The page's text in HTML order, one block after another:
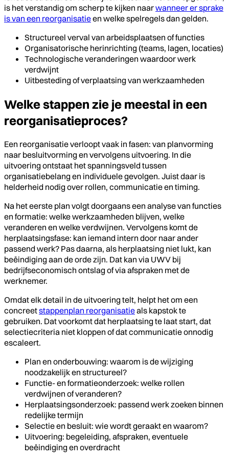
is het verstandig om scherp te kijken naarwanneer er sprake
is van een reorganisatieen welke spelregels dan gelden.
Structureel verval van arbeidsplaatsen of functies
Organisatorische herinrichting (teams, lagen, locaties)
Technologische veranderingen waardoor werk
verdwijnt
Uitbesteding of verplaatsing van werkzaamheden
Welke stappen zie je meestal in een
reorganisatieproces?
Een reorganisatie verloopt vaak in fasen: van planvorming
naar besluitvorming en vervolgens uitvoering. In die
uitvoering ontstaat het spanningsveld tussen
organisatiebelang en individuele gevolgen. Juist daar is
helderheid nodig over rollen, communicatie en timing.
Na het eerste plan volgt doorgaans een analyse van functies
en formatie: welke werkzaamheden blijven, welke
veranderen en welke verdwijnen. Vervolgens komt de
herplaatsingsfase: kan iemand intern door naar ander
passend werk? Pas daarna, als herplaatsing niet lukt, kan
beëindiging aan de orde zijn. Dat kan via UWV bij
bedrijfseconomisch ontslag of via afspraken met de
werknemer.
Omdat elk detail in de uitvoering telt, helpt het om een
concreetstappenplan reorganisatieals kapstok te
gebruiken. Dat voorkomt dat herplaatsing te laat start, dat
selectiecriteria niet kloppen of dat communicatie onnodig
escaleert.
Plan en onderbouwing: waarom is de wijziging
noodzakelijk en structureel?
Functie- en formatieonderzoek: welke rollen
verdwijnen of veranderen?
Herplaatsingsonderzoek: passend werk zoeken binnen
redelijke termijn
Selectie en besluit: wie wordt geraakt en waarom?
Uitvoering: begeleiding, afspraken, eventuele
beëindiging en overdracht